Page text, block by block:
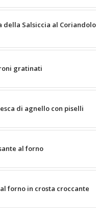
della Salsiccia al
gratinati
di agnello con piselli
al forno
forno in crosta croccante